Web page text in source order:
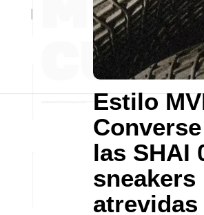
Estilo
las SHAI
sneakers
atrevidas